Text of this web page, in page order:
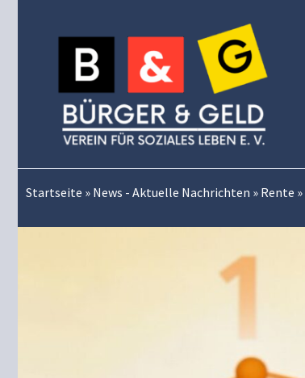
Startseite » News - Aktuelle Nachrichten » Rente »